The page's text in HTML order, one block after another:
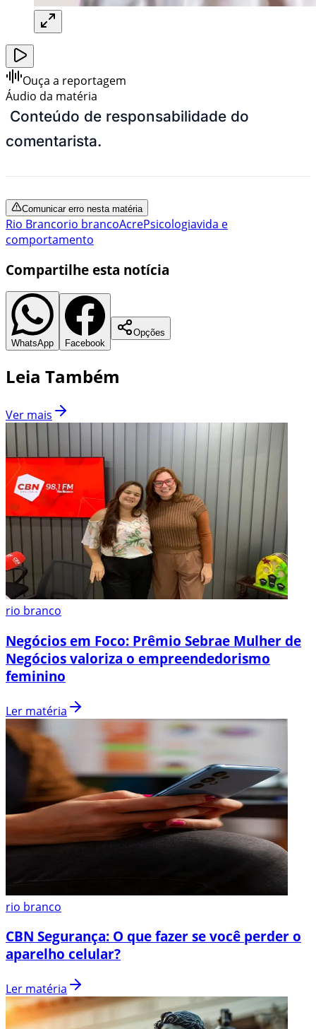
Ouça a reportagem
Áudio da matéria
Conteúdo de responsabilidade do
comentarista.
Comunicar erro nesta matéria
Rio Brancorio brancoAcrePsicologiavida e
comportamento
Compartilhe esta notícia
WhatsApp Facebook
Opções
Leia Também
Ver mais
rio branco
Negócios em Foco: Prêmio Sebrae Mulher de
Negócios valoriza o empreendedorismo
feminino
Ler matéria
rio branco
CBN Segurança: O que fazer se você perder o
aparelho celular?
Ler matéria